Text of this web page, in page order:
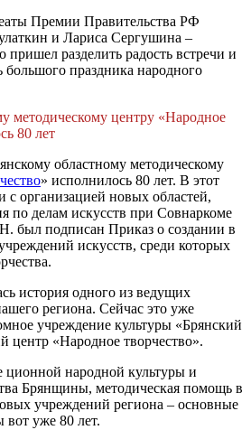
Премии Правительства РФ
и Лариса Сергушина –
пришел разделить радость встречи и
большого праздника народного
областному методическому
» исполнилось 80 лет. В этот
с организацией новых областей,
по делам искусств при Совнаркоме
подписан Приказ о создании в
искусств, среди которых
история одного из ведущих
региона. Сейчас это уже
учреждение культуры «Брянский
центр «Народное творчество».
ционной народной культуры и
Брянщины, методическая помощь в
учреждений региона – основные
вот уже 80 лет.